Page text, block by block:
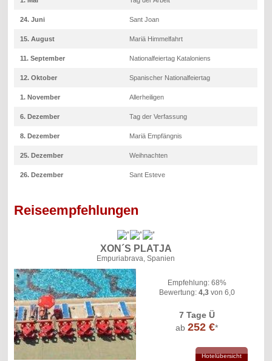
24. Juni Sant Joan
15. August Mariä Himmelfahrt
11. September Nationalfeiertag Kataloniens
12. Oktober Spanischer Nationalfeiertag
1. November Allerheiligen
6. Dezember Tag der Verfassung
8. Dezember Mariä Empfängnis
25. Dezember Weihnachten
26. Dezember Sant Esteve
Reiseempfehlungen
XON´S PLATJA
Empuriabrava, Spanien
Empfehlung: 68%
Bewertung: 4,3von 6,0
7 Tage Ü
ab252 €*
Hotelübersicht